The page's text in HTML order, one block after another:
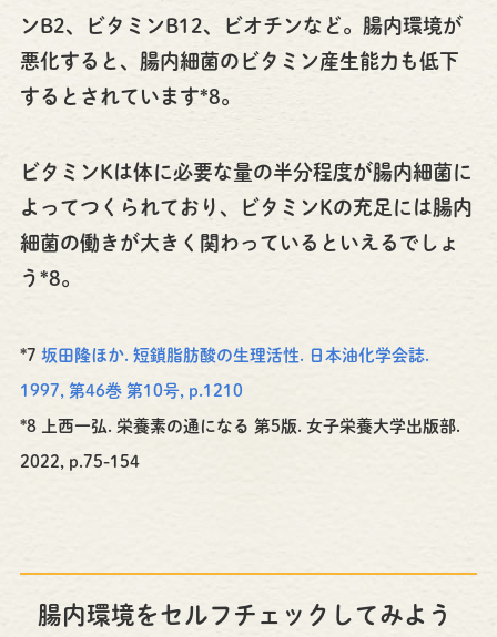
ンB2、ビタミンB12、ビオチンなど。腸内環境が
悪化すると、腸内細菌のビタミン産生能力も低下
するとされています*8。
ビタミンKは体に必要な量の半分程度が腸内細菌に
よってつくられており、ビタミンKの充足には腸内
細菌の働きが大きく関わっているといえるでしょ
う*8。
*7 坂田隆ほか. 短鎖脂肪酸の生理活性. 日本油化学会誌.
1997, 第46巻 第10号, p.1210
*8 上西一弘. 栄養素の通になる 第5版. 女子栄養大学出版部.
2022, p.75-154
腸内環境をセルフチェックしてみよう